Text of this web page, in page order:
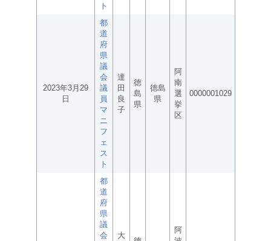
ト
2023年3月29
日
都
道
府
県
議
会
議
員
マ
ニ
フ
ェ
ス
ト
達
田
良
子
徳
島
県
徳島
県
阿
南
選
挙
区
0000001029
都
道
府
県
議
会
大
阿